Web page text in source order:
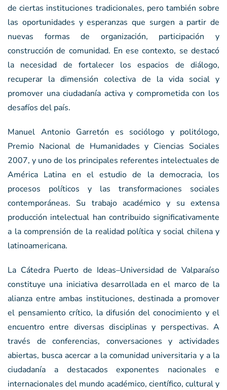
de ciertas instituciones tradicionales, pero también sobre
las oportunidades y esperanzas que surgen a partir de
nuevas formas de organización, participación y
construcción de comunidad. En ese contexto, se destacó
la necesidad de fortalecer los espacios de diálogo,
recuperar la dimensión colectiva de la vida social y
promover una ciudadanía activa y comprometida con los
desafíos del país.
Manuel Antonio Garretón es sociólogo y politólogo,
Premio Nacional de Humanidades y Ciencias Sociales
2007, y uno de los principales referentes intelectuales de
América Latina en el estudio de la democracia, los
procesos políticos y las transformaciones sociales
contemporáneas. Su trabajo académico y su extensa
producción intelectual han contribuido significativamente
a la comprensión de la realidad política y social chilena y
latinoamericana.
La Cátedra Puerto de Ideas–Universidad de Valparaíso
constituye una iniciativa desarrollada en el marco de la
alianza entre ambas instituciones, destinada a promover
el pensamiento crítico, la difusión del conocimiento y el
encuentro entre diversas disciplinas y perspectivas. A
través de conferencias, conversaciones y actividades
abiertas, busca acercar a la comunidad universitaria y a la
ciudadanía a destacados exponentes nacionales e
internacionales del mundo académico, científico, cultural y